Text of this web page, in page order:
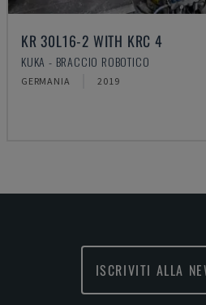
KR 30L16-2 WITH KRC 4
KUKA - BRACCIO ROBOTICO
GERMANIA 2019
ISCRIVITI ALLA